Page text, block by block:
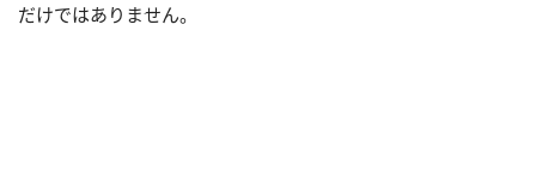
だけではありません。